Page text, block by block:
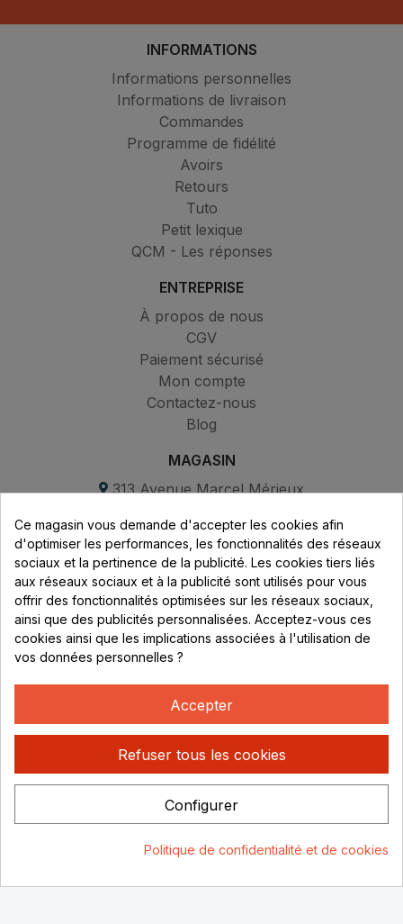
INFORMATIONS
Informations personnelles
Informations de livraison
Commandes
Programme de fidélité
Avoirs
Retours
Tuto
Petit lexique
QCM - Les réponses
ENTREPRISE
À propos de nous
CGV
Paiement sécurisé
Mon compte
Contactez-nous
Blog
MAGASIN
313 Avenue Marcel Mérieux
69530 Brignais
Lundi au vendredi :
8h - 16h
uniquement sur Rendez-vous
CONTACT
04 78 37 00 68
contact@rhonephilatelie.fr
Un site conçu par :
Ce magasin vous demande d'accepter les cookies afin
d'optimiser les performances, les fonctionnalités des réseaux
sociaux et la pertinence de la publicité. Les cookies tiers liés
aux réseaux sociaux et à la publicité sont utilisés pour vous
offrir des fonctionnalités optimisées sur les réseaux sociaux,
ainsi que des publicités personnalisées. Acceptez-vous ces
cookies ainsi que les implications associées à l'utilisation de
vos données personnelles ?
Accepter
Refuser tous les cookies
Configurer
Politique de confidentialité et de cookies